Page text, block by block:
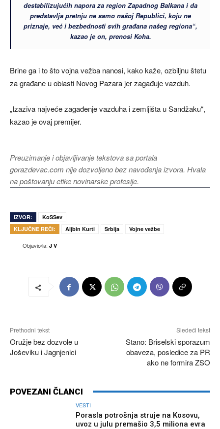
destabilizujućih napora za region Zapadnog Balkana i da
predstavlja pretnju ne samo našoj Republici, koju ne
priznaje, već i bezbednosti svih građana našeg regiona“,
kazao je on, prenosi Koha.
Brine ga i to što vojna vežba nanosi, kako kaže, ozbiljnu štetu
za građane u oblasti Novog Pazara jer zagađuje vazduh.
„Izaziva najveće zagađenje vazduha i zemljišta u Sandžaku“,
kazao je ovaj premijer.
Preuzimanje i objavljivanje tekstova sa portala
gorazdevac.com nije dozvoljeno bez navođenja izvora. Hvala
na poštovanju etike novinarske profesije.
IZVOR:
KoSSev
KLJUČNE REČI:
Aljbin Kurti Srbija Vojne vežbe
Objavio/la: J V
Prethodni tekst
Oružje bez dozvole u
Joševiku i Jagnjenici
Sledeći tekst
Stano: Briselski sporazum
obaveza, posledice za PR
ako ne formira ZSO
POVEZANI ČLANCI
VESTI
Porasla potrošnja struje na Kosovu,
uvoz u julu premašio 3,5 miliona evra